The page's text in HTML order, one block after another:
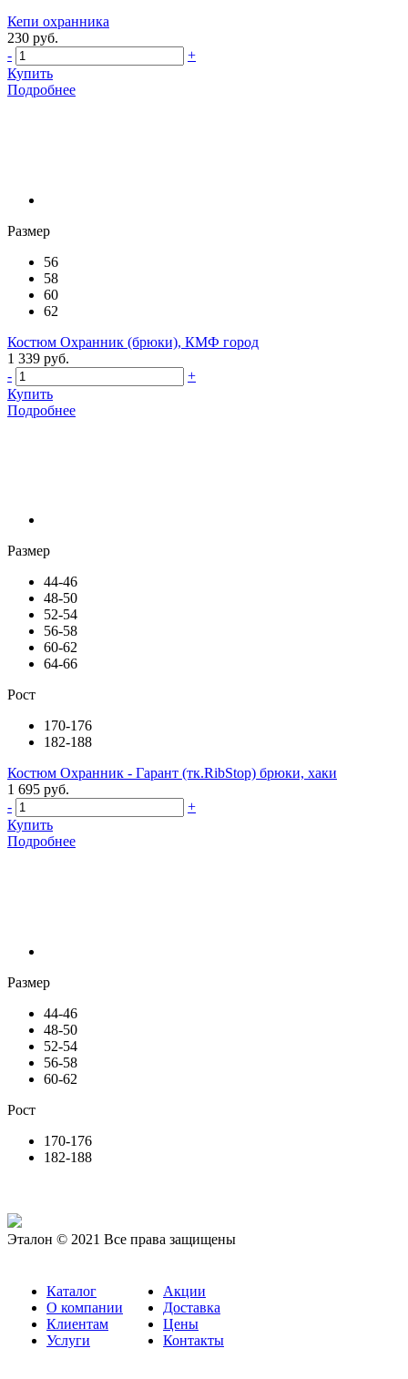
Кепи охранника
230 руб.
-
+
Купить
Подробнее
Размер
56
58
60
62
Костюм Охранник (брюки), КМФ город
1 339 руб.
-
+
Купить
Подробнее
Размер
44-46
48-50
52-54
56-58
60-62
64-66
Рост
170-176
182-188
Костюм Охранник - Гарант (тк.RibStop) брюки, хаки
1 695 руб.
-
+
Купить
Подробнее
Размер
44-46
48-50
52-54
56-58
60-62
Рост
170-176
182-188
Эталон © 2021 Все права защищены
Каталог
О компании
Клиентам
Услуги
Акции
Доставка
Цены
Контакты